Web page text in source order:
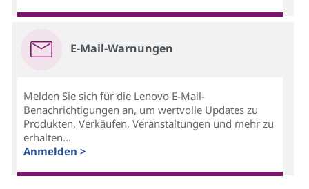
E-Mail-Warnungen
Melden Sie sich für die Lenovo E-Mail-
Benachrichtigungen an, um wertvolle Updates zu
Produkten, Verkäufen, Veranstaltungen und mehr zu
erhalten...
Anmelden >